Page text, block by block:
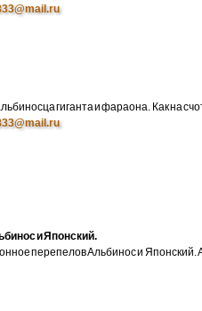
гиганта и фараона. Как на
и Японский.
перепелов Альбинос и